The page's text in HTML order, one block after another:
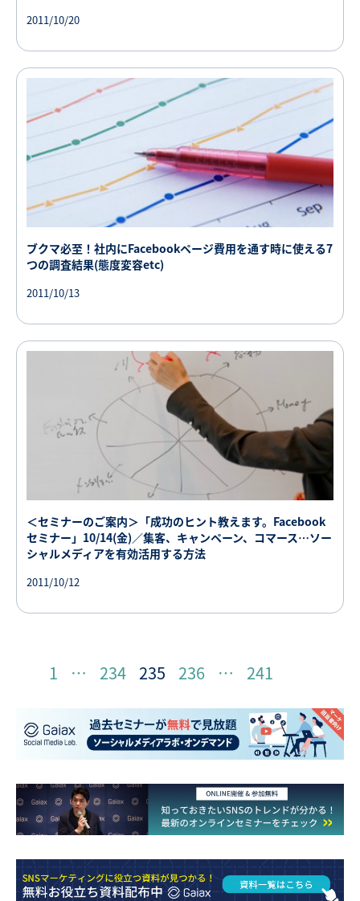
2011/10/20
ブクマ必至！社内にFacebookページ費用を通す時に使える7
つの調査結果(態度変容etc)
2011/10/13
＜セミナーのご案内＞「成功のヒント教えます。Facebook
セミナー」10/14(金)／集客、キャンペーン、コマース…ソー
シャルメディアを有効活用する方法
2011/10/12
1 … 234 235 236 … 241